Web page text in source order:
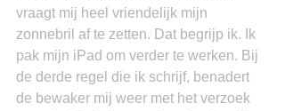
vraagt mij heel vriendelijk mijn
zonnebril af te zetten. Dat begrijp ik. Ik
pak mijn iPad om verder te werken. Bij
de derde regel die ik schrijf, benadert
de bewaker mij weer met het verzoek